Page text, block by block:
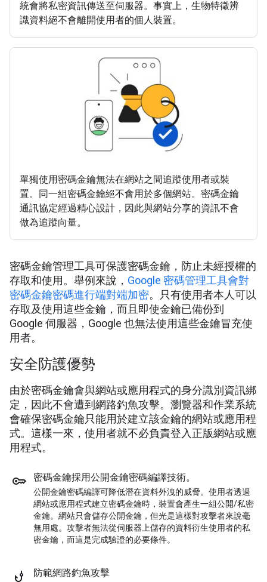
統會將私密資訊傳送至伺服器。事實上，生物特徵辨
識資料絕不會離開使用者的個人裝置。
單獨使用密碼金鑰無法在網站之間追蹤使用者或裝
置。同一組密碼金鑰絕不會用於多個網站。密碼金鑰
通訊協定經過精心設計，因此與網站分享的資訊不會
做為追蹤向量。
密碼金鑰管理工具可保護密碼金鑰，防止未經授權的
存取和使用。舉例來說， Google 密碼管理工具會對
密碼金鑰密碼進行端對端加密。只有使用者本人可以
存取及使用這些金鑰，而且即使金鑰已備份到
Google 伺服器，Google 也無法使用這些金鑰冒充使
用者。
安全防護優勢
由於密碼金鑰會與網站或應用程式的身分識別資訊綁
定，因此不會遭到網路釣魚攻擊。瀏覽器和作業系統
會確保密碼金鑰只能用於建立該金鑰的網站或應用程
式。這樣一來，使用者就不必負責登入正版網站或應
用程式。
密碼金鑰採用公開金鑰密碼編譯技術。
公開金鑰密碼編譯可降低潛在資料外洩的威脅。使用者透過
網站或應用程式建立密碼金鑰時，裝置會產生一組公開/私密
金鑰。網站只會儲存公開金鑰，但光是這樣對攻擊者來說毫
無用處。攻擊者無法從伺服器上儲存的資料衍生使用者的私
密金鑰，而這是完成驗證的必要條件。
防範網路釣魚攻擊